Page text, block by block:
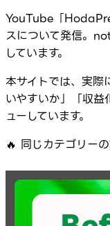
YouTube「
スについて発信。
しています。
本サイトでは、実
いやすいか」「収益
ューしています。
🔥 同じカテゴリー